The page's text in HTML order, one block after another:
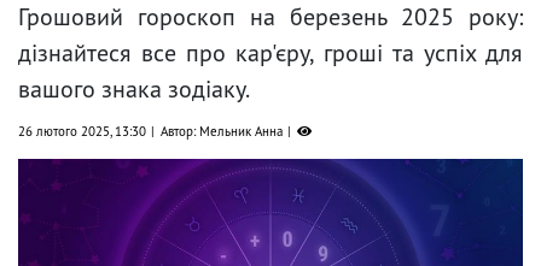
Грошовий гороскоп на березень 2025 року:
дізнайтеся все про кар'єру, гроші та успіх для
вашого знака зодіаку.
26 лютого 2025, 13:30 Автор: Мельник Анна